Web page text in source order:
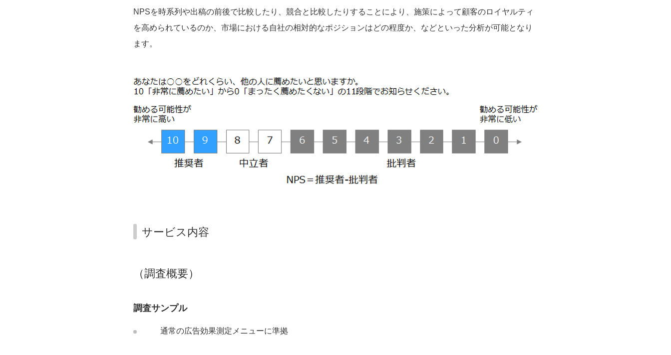
NPSを時系列や出稿の前後で比較したり、競合と比較したりすることにより、施策によって顧客のロイヤルティ
を高められているのか、市場における自社の相対的なポジションはどの程度か、などといった分析が可能となり
ます。
サービス内容
（調査概要）
調査サンプル
通常の広告効果測定メニューに準拠